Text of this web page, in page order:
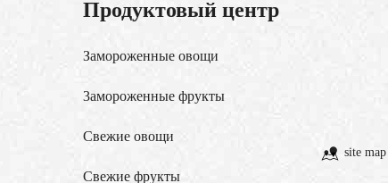
Продуктовый центр
Замороженные овощи
3амороженные фрукты
Свежие овощи
Cвежие фрукты
site map